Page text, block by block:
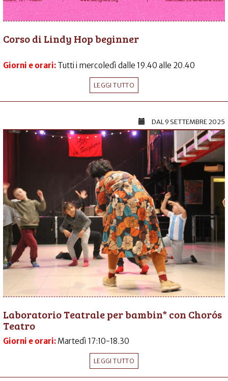
Corso di Lindy Hop beginner
Giorni e orari: Tutti i mercoledì dalle 19.40 alle 20.40
LEGGI TUTTO
DAL9 SETTEMBRE 2025
Laboratorio Teatrale per bambin* con Chorós
Teatro
Giorni e orari: Martedì 17:10-18.30
LEGGI TUTTO